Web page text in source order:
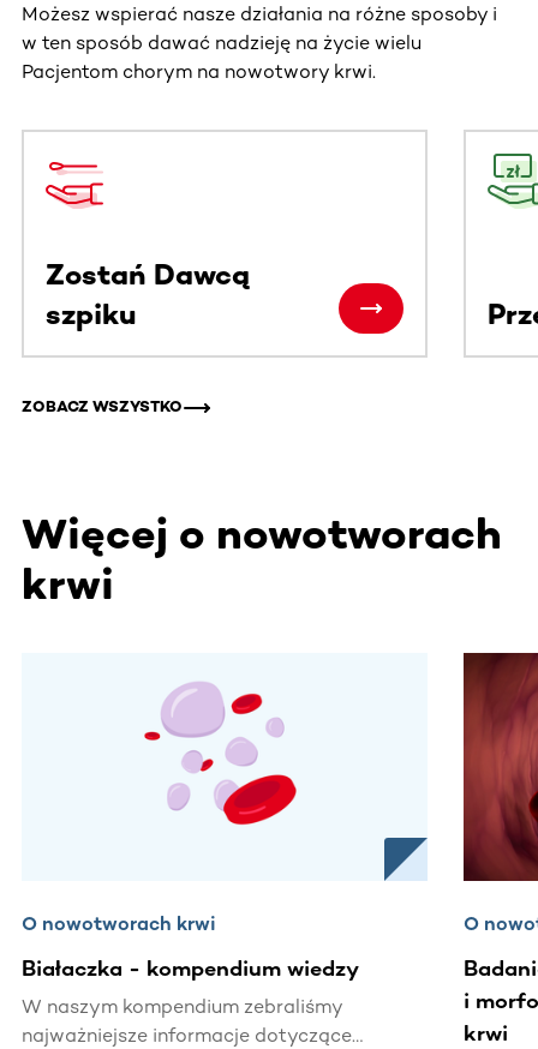
Możesz wspierać nasze działania na różne sposoby i
w ten sposób dawać nadzieję na życie wielu
Pacjentom chorym na nowotwory krwi.
Zostań Dawcą
szpiku
ZOBACZ WSZYSTKO
Więcej o nowotworach
krwi
Ta sekcja zawiera treści przewijane w poziomie. Użyj
O nowotworach krwi
Białaczka - kompendium wiedzy
W naszym kompendium zebraliśmy
najważniejsze informacje dotyczące
O
i
krwi